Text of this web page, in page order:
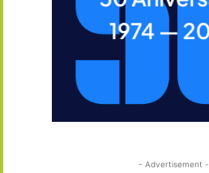
- Advertisement -